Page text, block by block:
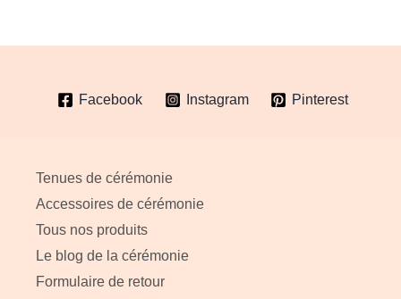
produit
Facebook Instagram Pinterest
Tenues de cérémonie
Accessoires de cérémonie
Tous nos produits
Le blog de la cérémonie
Formulaire de retour